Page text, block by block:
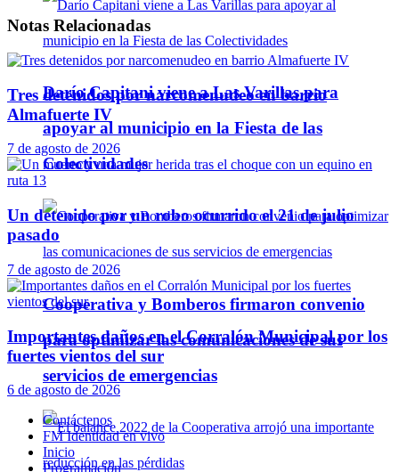
Darío Capitani viene a Las Varillas para
apoyar al municipio en la Fiesta de las
Colectividades
Cooperativa y Bomberos firmaron convenio
para optimizar las comunicaciones de sus
servicios de emergencias
Notas Relacionadas
Tres detenidos por narcomenudeo en barrio
Almafuerte IV
7 de agosto de 2026
Un detenido por un robo ocurrido el 21 de julio
pasado
7 de agosto de 2026
Importantes daños en el Corralón Municipal por los
fuertes vientos del sur
6 de agosto de 2026
Contáctenos
FM Identidad en vivo
Inicio
Programación